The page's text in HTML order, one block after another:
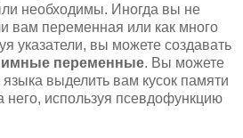
необходимы. Иногда вы не
вам переменная или как много
указатели, вы можете создавать
переменные. Вы можете
языка выделить вам кусок памяти
него, используя псевдофункцию